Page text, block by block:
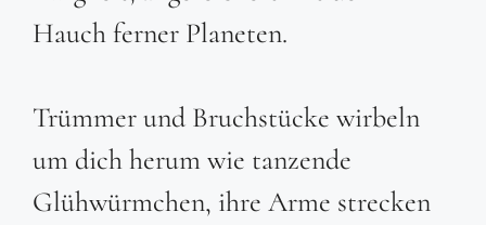
Hauch ferner Planeten.
Trümmer und Bruchstücke wirbeln
um dich herum wie tanzende
Glühwürmchen, ihre Arme strecken